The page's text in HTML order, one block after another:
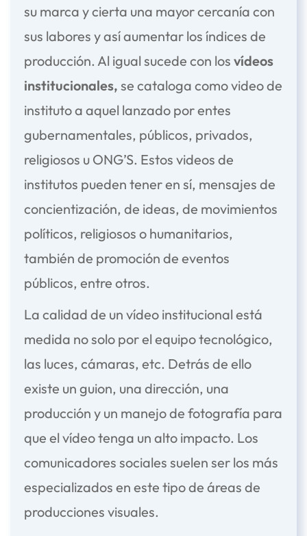
su marca y cierta una mayor cercanía con
sus labores y así aumentar los índices de
producción. Al igual sucede con los vídeos
institucionales, se cataloga como video de
instituto a aquel lanzado por entes
gubernamentales, públicos, privados,
religiosos u ONG’S. Estos videos de
institutos pueden tener en sí, mensajes de
concientización, de ideas, de movimientos
políticos, religiosos o humanitarios,
también de promoción de eventos
públicos, entre otros.
La calidad de un vídeo institucional está
medida no solo por el equipo tecnológico,
las luces, cámaras, etc. Detrás de ello
existe un guion, una dirección, una
producción y un manejo de fotografía para
que el vídeo tenga un alto impacto. Los
comunicadores sociales suelen ser los más
especializados en este tipo de áreas de
producciones visuales.